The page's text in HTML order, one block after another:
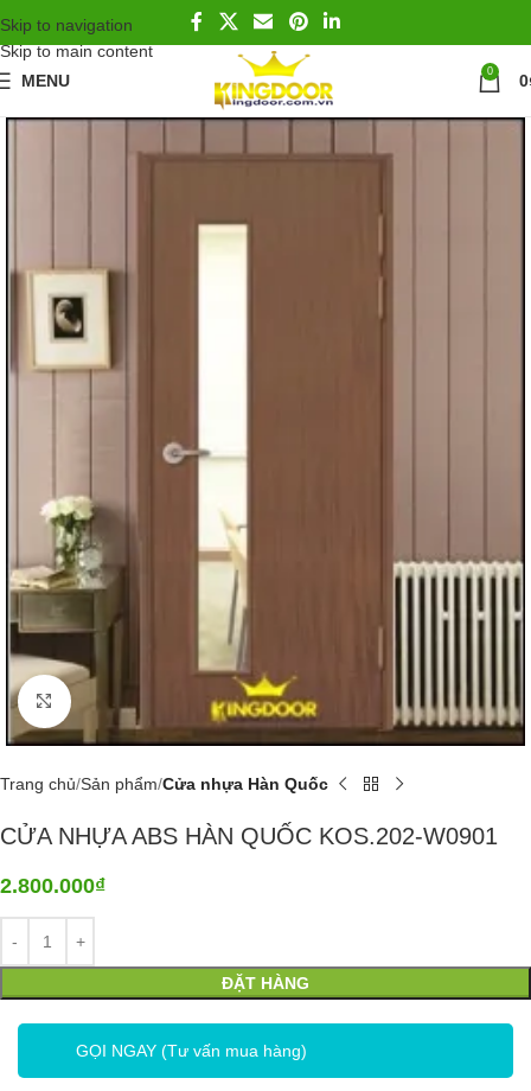
Skip to navigation
Skip to main content
MENU
0 0
Click to enlarge
Trang chủ Sản phẩm Cửa nhựa Hàn Quốc
CỬA NHỰA ABS HÀN QUỐC KOS.202-W0901
2.800.000₫
ĐẶT HÀNG
GỌI NGAY (Tư vấn mua hàng)